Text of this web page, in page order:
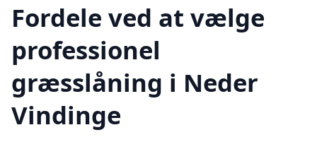
Fordele ved at vælge
professionel
græsslåning i Neder
Vindinge